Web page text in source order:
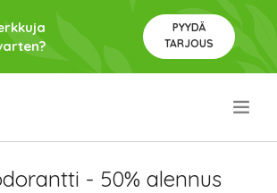
PYYDÄ
TARJOUS
- 50% alennus